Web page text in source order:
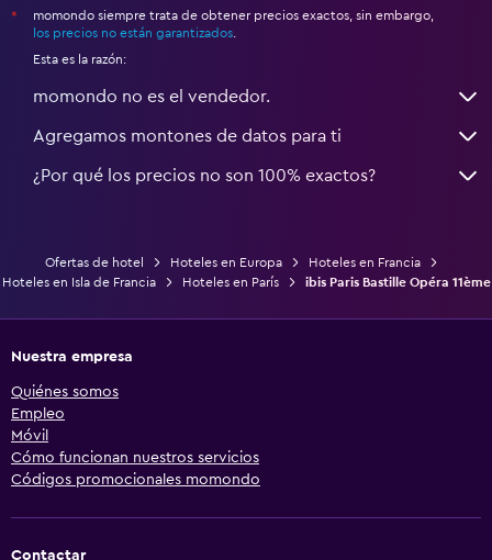
*
momondo siempre trata de obtener precios exactos, sin embargo,
los precios no están garantizados
Esta es la razón:
momondo no es el vendedor.
Agregamos montones de datos para ti
¿Por qué los precios no son 100% exactos?
Ofertas de hotel Hoteles en Europa
Hoteles en Francia
Hoteles en Isla de Francia
Hoteles en París ibis Paris Bastille Opéra 11ème
Nuestra empresa
Quiénes somos
Empleo
Móvil
Cómo funcionan nuestros servicios
Códigos promocionales momondo
Contactar